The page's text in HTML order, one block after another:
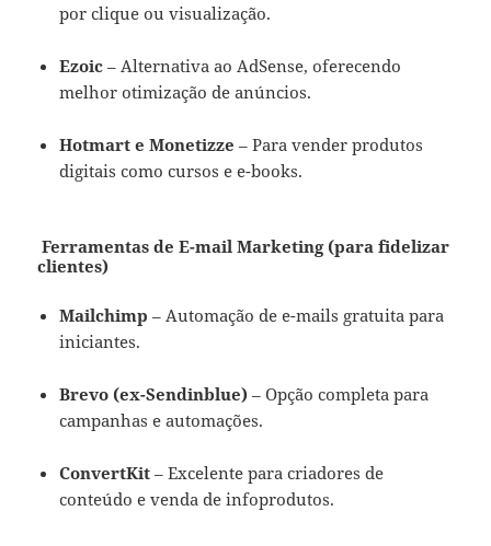
por clique ou visualização.
Ezoic – Alternativa ao AdSense, oferecendo
melhor otimização de anúncios.
Hotmart e Monetizze – Para vender produtos
digitais como cursos e e-books.
Ferramentas de E-mail Marketing (para fidelizar
clientes)
Mailchimp – Automação de e-mails gratuita para
iniciantes.
Brevo (ex-Sendinblue) – Opção completa para
campanhas e automações.
ConvertKit – Excelente para criadores de
conteúdo e venda de infoprodutos.